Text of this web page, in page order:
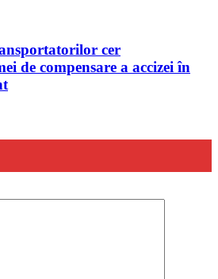
cer
de compensare a accizei în